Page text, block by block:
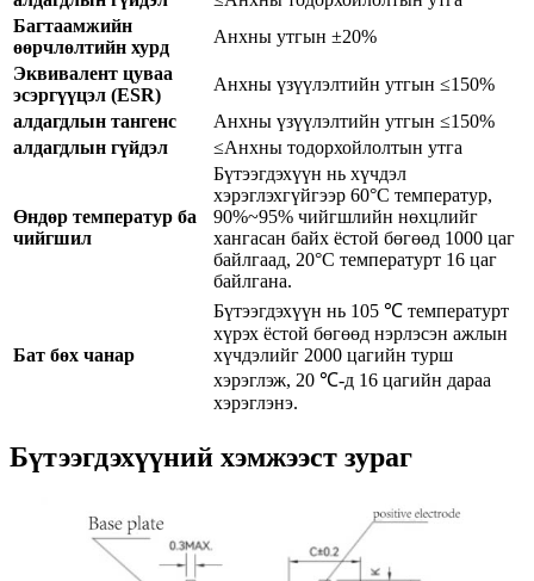
Багтаамжийн
өөрчлөлтийн хурд
Анхны утгын ±20%
Эквивалент цуваа
эсэргүүцэл (ESR)
Анхны үзүүлэлтийн утгын ≤150%
алдагдлын тангенс
Анхны үзүүлэлтийн утгын ≤150%
алдагдлын гүйдэл
≤Анхны тодорхойлолтын утга
Өндөр температур ба
чийгшил
Бүтээгдэхүүн нь хүчдэл
хэрэглэхгүйгээр 60°C температур,
90%~95% чийгшлийн нөхцлийг
хангасан байх ёстой бөгөөд 1000 цаг
байлгаад, 20°C температурт 16 цаг
байлгана.
Бат бөх чанар
Бүтээгдэхүүн нь 105 ℃ температурт
хүрэх ёстой бөгөөд нэрлэсэн ажлын
хүчдэлийг 2000 цагийн турш
хэрэглэж, 20 ℃-д 16 цагийн дараа
хэрэглэнэ.
Бүтээгдэхүүний хэмжээст зураг